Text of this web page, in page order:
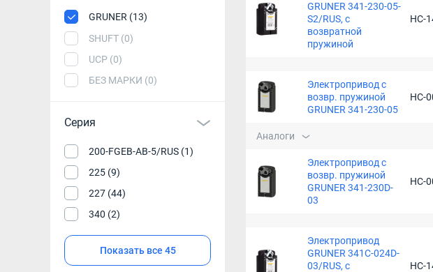
GRUNER (13)
SHUFT (0)
UCP (0)
БЕЗ МАРКИ (0)
Серия
200-FGEB-AB-5/RUS (1)
225 (9)
227 (44)
340 (2)
Показать все 45
GRUNER 341-230-05-
S2/RUS, с
возвратной
пружиной
НС-
Электропривод с
возвр. пружиной
GRUNER 341-230-05
НС-
Аналоги
Электропривод с
возвр. пружиной
GRUNER 341-230D-
03
НС-
Электропривод
GRUNER 341C-024D-
03/RUS, с
НС-